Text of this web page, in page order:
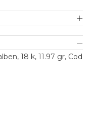
18 k, 11.97 gr, Cod